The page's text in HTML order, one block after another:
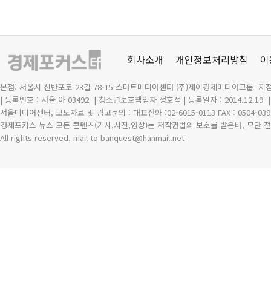
회사소개 개인정보처리방침
본점: 서울시 신반포로 23길 78-15 스마트미디어센터 (주)제이경제미디어그룹 지
| 등록번호 : 서울 아 03492 | 청소년보호책임자 정호석 | 등록일자 : 2014.12.19
서울미디어센터, 보도자료 및 광고문의 : 대표전화 :02-6015-0113 FAX : 0504-
경제포커스 뉴스 모든 콘텐츠(기사,사진,영상)는 저작권법의 보호를 받은바, 무단
All rights reserved. mail to banquest@hanmail.net